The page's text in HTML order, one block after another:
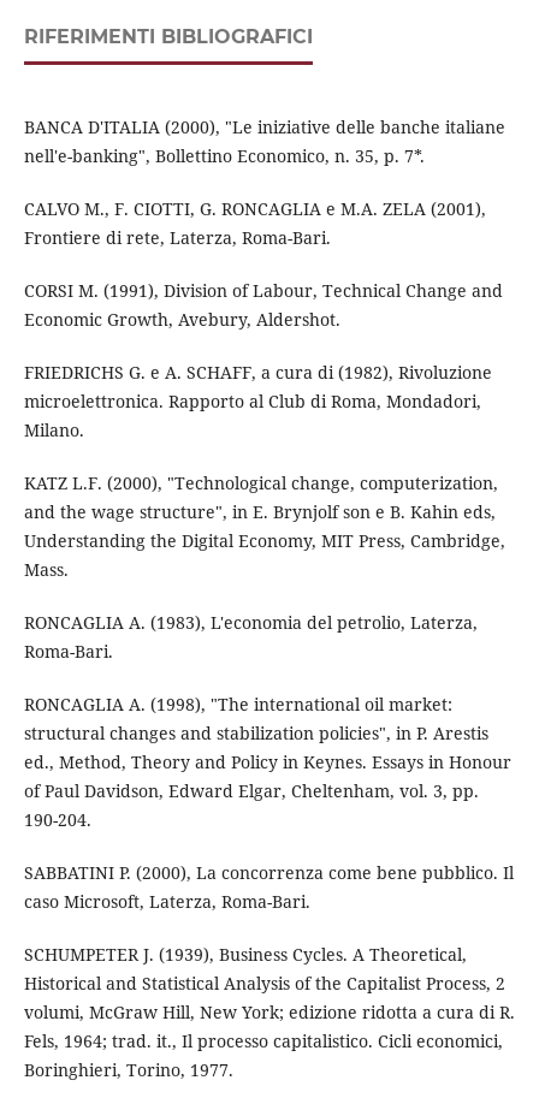
RIFERIMENTI BIBLIOGRAFICI
BANCA D'ITALIA (2000), "Le iniziative delle banche italiane
nell'e-banking", Bollettino Economico, n. 35, p. 7*.
CALVO M., F. CIOTTI, G. RONCAGLIA e M.A. ZELA (2001),
Frontiere di rete, Laterza, Roma-Bari.
CORSI M. (1991), Division of Labour, Technical Change and
Economic Growth, Avebury, Aldershot.
FRIEDRICHS G. e A. SCHAFF, a cura di (1982), Rivoluzione
microelettronica. Rapporto al Club di Roma, Mondadori,
Milano.
KATZ L.F. (2000), "Technological change, computerization,
and the wage structure", in E. Brynjolf son e B. Kahin eds,
Understanding the Digital Economy, MIT Press, Cambridge,
Mass.
RONCAGLIA A. (1983), L'economia del petrolio, Laterza,
Roma-Bari.
RONCAGLIA A. (1998), "The international oil market:
structural changes and stabilization policies", in P. Arestis
ed., Method, Theory and Policy in Keynes. Essays in Honour
of Paul Davidson, Edward Elgar, Cheltenham, vol. 3, pp.
190-204.
SABBATINI P. (2000), La concorrenza come bene pubblico. Il
caso Microsoft, Laterza, Roma-Bari.
SCHUMPETER J. (1939), Business Cycles. A Theoretical,
Historical and Statistical Analysis of the Capitalist Process, 2
volumi, McGraw Hill, New York; edizione ridotta a cura di R.
Fels, 1964; trad. it., Il processo capitalistico. Cicli economici,
Boringhieri, Torino, 1977.